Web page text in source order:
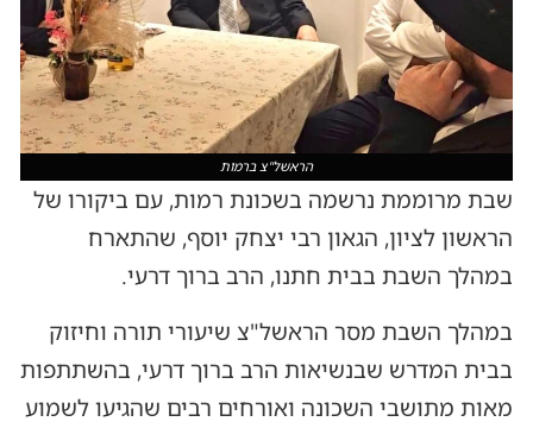
הראשל"צ ברמות
שבת מרוממת נרשמה בשכונת רמות, עם ביקורו של
הראשון לציון, הגאון רבי יצחק יוסף, שהתארח
במהלך השבת בבית חתנו, הרב ברוך דרעי.
במהלך השבת מסר הראשל"צ שיעורי תורה וחיזוק
בבית המדרש שבנשיאות הרב ברוך דרעי, בהשתתפות
מאות מתושבי השכונה ואורחים רבים שהגיעו לשמוע